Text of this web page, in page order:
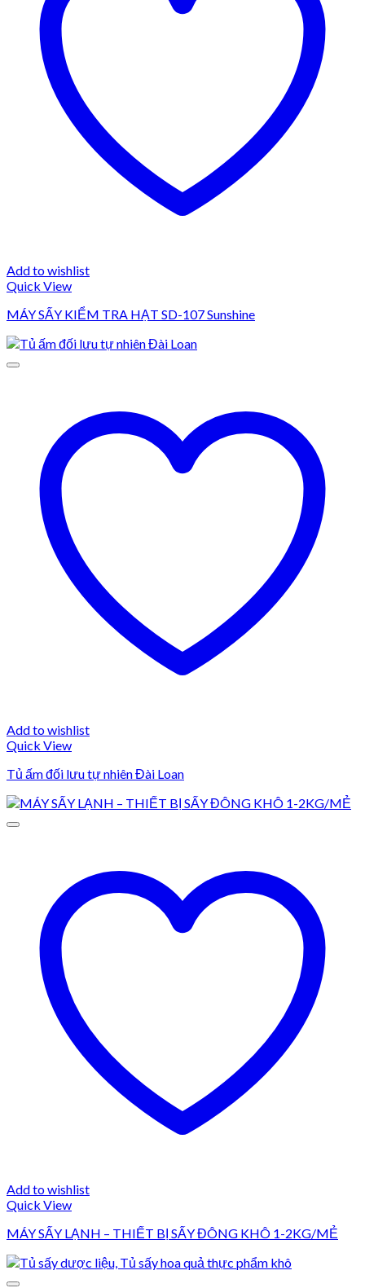
Add to wishlist
Quick View
MÁY SẤY KIỂM TRA HẠT SD-107 Sunshine
Add to wishlist
Quick View
Tủ ấm đối lưu tự nhiên Đài Loan
Add to wishlist
Quick View
MÁY SẤY LẠNH – THIẾT BỊ SẤY ĐÔNG KHÔ 1-2KG/MẺ